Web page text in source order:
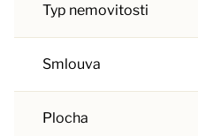
Typ nemovitosti
Smlouva
Plocha